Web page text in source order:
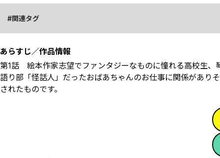
関連タグ
あらすじ／作品情報
第1話 絵本作家志望でファンタジーなものに憧れる高校生、
語り部「怪話人」だったおばあちゃんのお仕事に関係があ
されたものです。